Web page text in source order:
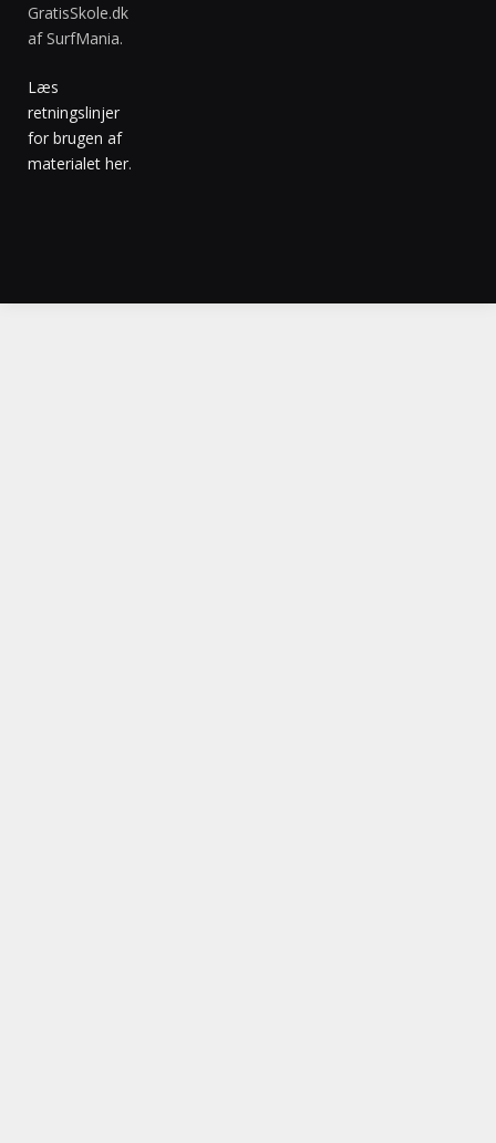
GratisSkole.dk
af SurfMania.
Læs
retningslinjer
for brugen af
materialet her.